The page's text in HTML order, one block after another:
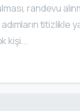
randevu
titizlikle
kişi...